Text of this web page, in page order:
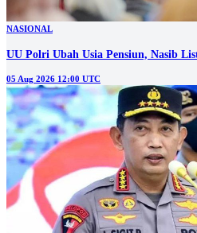
NASIONAL
UU Polri Ubah Usia Pensiun, Nasib
05 Aug 2026 12:00 UTC